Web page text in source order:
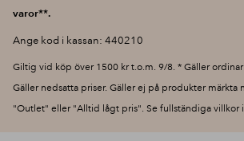
varor**.
Ange kod i kassan: 440210
Giltig vid köp över 1500 kr t.o.m. 9/8. * Gäller
Gäller nedsatta priser. Gäller ej på produkter märkta
"Outlet" eller "Alltid lågt pris". Se fullständiga villkor i